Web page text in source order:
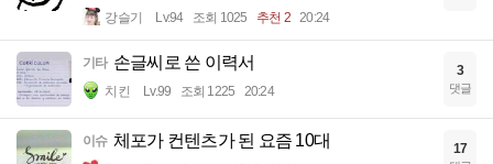
강슬기 Lv.94 조회 1025 추천 2 20:24
기타 손글씨로 쓴 이력서
치킨 Lv.99 조회 1225 20:24
3
댓글
이슈 체포가 컨텐츠가 된 요즘 10대 17